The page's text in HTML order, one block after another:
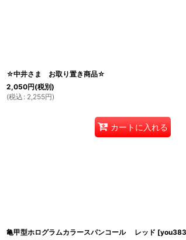
☆中井さま お取り置き商品☆
2,050円(税別)
(税込 : 2,255円)
カートに入れる
亀甲型ホログラムカラースパンコール レッド [